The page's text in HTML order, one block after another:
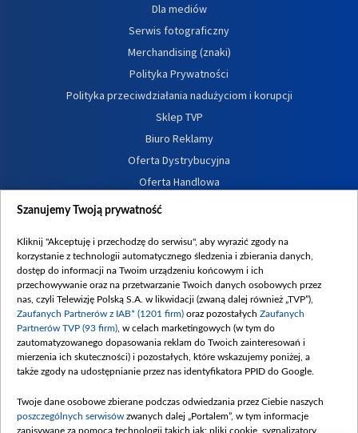
Dla mediów
Serwis fotograficzny
Merchandising (znaki)
Polityka Prywatności
Polityka przeciwdziałania nadużyciom i korupcji
Sklep TVP
Biuro Reklamy
Oferta Dystrybucyjna
Oferta Handlowa
Dostępność
Procedura zgłoszeń wewnętrznych
Szanujemy Twoją prywatność
Kliknij "Akceptuję i przechodzę do serwisu", aby wyrazić zgody na
korzystanie z technologii automatycznego śledzenia i zbierania danych,
dostęp do informacji na Twoim urządzeniu końcowym i ich
przechowywanie oraz na przetwarzanie Twoich danych osobowych przez
nas, czyli Telewizję Polską S.A. w likwidacji (zwaną dalej również „TVP”),
Zaufanych Partnerów z IAB* (1201 firm) oraz pozostałych Zaufanych
Partnerów TVP (93 firm) , w celach marketingowych (w tym do
zautomatyzowanego dopasowania reklam do Twoich zainteresowań i
mierzenia ich skuteczności) i pozostałych, które wskazujemy poniżej, a
także zgody na udostępnianie przez nas identyfikatora PPID do Google.
Twoje dane osobowe zbierane podczas odwiedzania przez Ciebie naszych
poszczególnych serwisów zwanych dalej „Portalem”, w tym informacje
zapisywane za pomocą technologii takich jak: pliki cookie, sygnalizatory